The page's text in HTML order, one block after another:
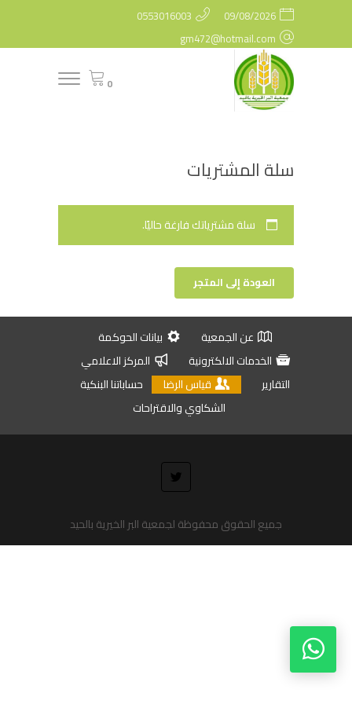
09/08/2026
0553016003
gm472@hotmail.com
0
سلة المشتريات
سلة مشترياتك فارغة حاليًا.
العودة إلى المتجر
عن الجمعية
بيانات الحوكمة
الخدمات الالكترونية
المركز الاعلامي
التقارير
قياس الرضا
حساباتنا البنكية
الشكاوي والاقتراحات
جميع الحقوق محفوظة لجمعية البر الخيرية بالحيد